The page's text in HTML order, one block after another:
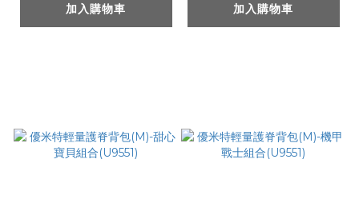
加入購物車 加入購物車